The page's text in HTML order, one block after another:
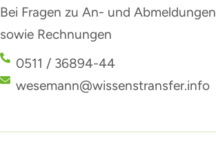
Bei Fragen zu An- und Abmeldungen
sowie Rechnungen
0511 / 36894-44
wesemann@wissenstransfer.info